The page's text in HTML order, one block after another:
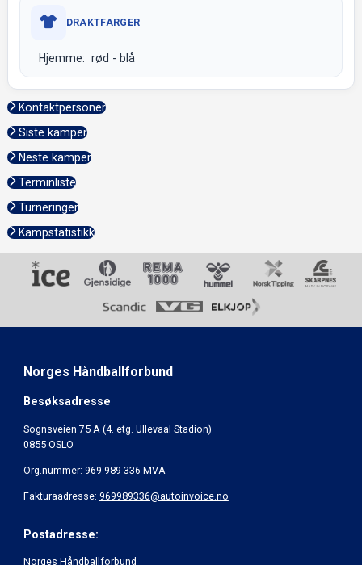
DRAKTFARGER
Hjemme: rød - blå
Kontaktpersoner
Siste kamper
Neste kamper
Terminliste
Turneringer
Kampstatistikk
Norges Håndballforbund
Besøksadresse
Sognsveien 75 A (4. etg. Ullevaal Stadion)
0855 OSLO
Org.nummer: 969 989 336 MVA
Fakturaadresse: 969989336@autoinvoice.no
Postadresse:
Norges Håndballforbund